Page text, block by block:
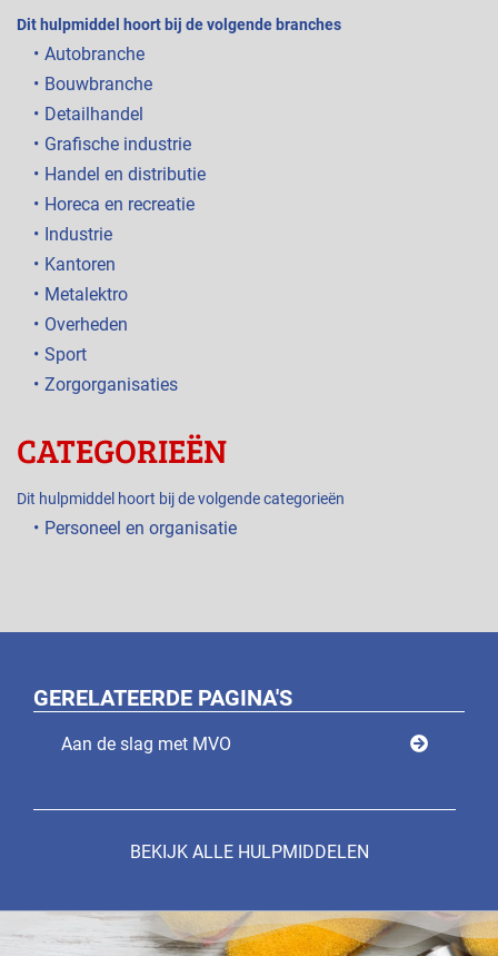
Dit hulpmiddel hoort bij de volgende branches
Autobranche
Bouwbranche
Detailhandel
Grafische industrie
Handel en distributie
Horeca en recreatie
Industrie
Kantoren
Metalektro
Overheden
Sport
Zorgorganisaties
CATEGORIEËN
Dit hulpmiddel hoort bij de volgende categorieën
Personeel en organisatie
GERELATEERDE PAGINA'S
Aan de slag met MVO
BEKIJK ALLE HULPMIDDELEN